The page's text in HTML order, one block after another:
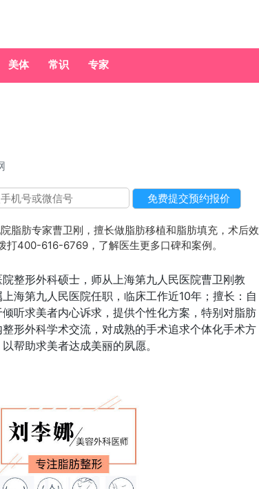
美体 常识 专家
脂肪专家曹卫刚，擅长做脂肪移植和脂肪填充，术后效
400-616-6769，了解医生更多口碑和案例。
整形外科硕士，师从上海第九人民医院曹卫刚教
海第九人民医院任职，临床工作近10年；擅长：自
听求美者内心诉求，提供个性化方案，特别对脂肪
形外科学术交流，对成熟的手术追求个体化手术方
帮助求美者达成美丽的夙愿。